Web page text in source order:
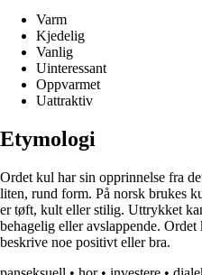
Varm
Kjedelig
Vanlig
Uinteressant
Oppvarmet
Uattraktiv
Etymologi
Ordet kul har sin opprinnelse fra
liten, rund form. På norsk brukes
er tøft, kult eller stilig. Uttrykket
behagelig eller avslappende.
beskrive noe positivt eller bra.